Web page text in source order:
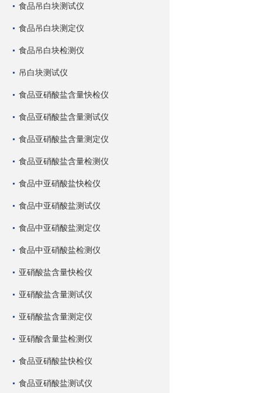
食品吊白块测试仪
食品吊白块测定仪
食品吊白块检测仪
吊白块测试仪
食品亚硝酸盐含量快检仪
食品亚硝酸盐含量测试仪
食品亚硝酸盐含量测定仪
食品亚硝酸盐含量检测仪
食品中亚硝酸盐快检仪
食品中亚硝酸盐测试仪
食品中亚硝酸盐测定仪
食品中亚硝酸盐检测仪
亚硝酸盐含量快检仪
亚硝酸盐含量测试仪
亚硝酸盐含量测定仪
亚硝酸含量盐检测仪
食品亚硝酸盐快检仪
食品亚硝酸盐测试仪